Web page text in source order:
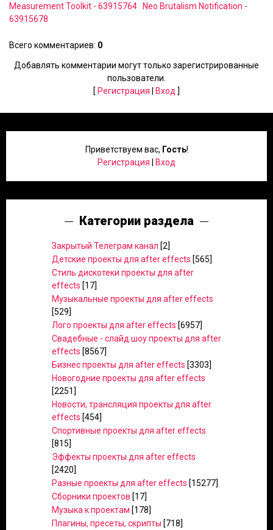
Measurement Toolkit - 63915764
Neo Brutalism Notification -
63915678
Всего комментариев: 0
Добавлять комментарии могут только зарегистрированные
пользователи.
[ Регистрация Вход ]
Приветствуем вас, Гость!
Регистрация
Вход
Категории раздела
Закрытый Телеграм канал [2]
Детские проекты для after effects [565]
Стиль дискотеки проекты для after
effects [17]
Музыкальные проекты для after effects
[529]
Лого проекты для after effects [6957]
Свадебные - слайд шоу проекты для after
effects [8567]
Бизнес проекты для after effects [3303]
Новогодние проекты для after effects
[2251]
Новости, трансляция проекты для after
effects [454]
Спортивные проекты для after effects
[815]
Эффекты проекты для after effects
[2420]
Разные проекты для after effects [15277]
Сборники проектов [17]
Музыка к проектам [178]
Плагины, пресеты, скрипты [718]